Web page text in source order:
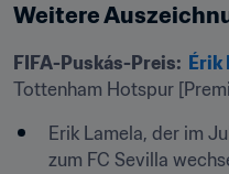
Weitere
FIFA-Puskás-Preis: Érik
Tottenham Hotspur
Erik Lamela, der im
zum FC Sevilla